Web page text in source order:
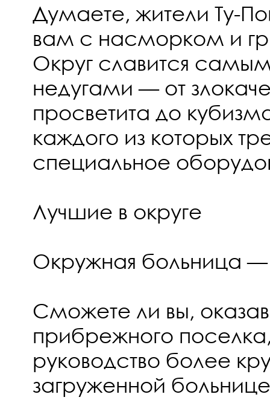
Думаете, жители Ту-
вам с насморком и
Округ славится
недугами — от
просветита до
каждого из которых
специальное
Лучшие в округе
Окружная больница —
Сможете ли вы,
прибрежного поселка,
руководство более
загруженной